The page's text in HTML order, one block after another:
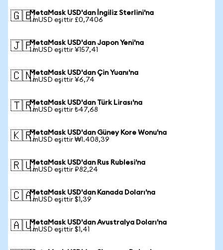
🇬🇧MetaMask USD'dan İngiliz Sterlini'na
1 mUSD eşittir £0,7406
🇯🇵MetaMask USD'dan Japon Yeni'na
1 mUSD eşittir ¥157,41
🇨🇳MetaMask USD'dan Çin Yuanı'na
1 mUSD eşittir ¥6,74
🇹🇷MetaMask USD'dan Türk Lirası'na
1 mUSD eşittir ₺47,68
🇰🇷MetaMask USD'dan Güney Kore Wonu'na
1 mUSD eşittir ₩1.408,39
🇷🇺MetaMask USD'dan Rus Rublesi'na
1 mUSD eşittir ₽82,24
🇨🇦MetaMask USD'dan Kanada Doları'na
1 mUSD eşittir $1,39
🇦🇺MetaMask USD'dan Avustralya Doları'na
1 mUSD eşittir $1,41